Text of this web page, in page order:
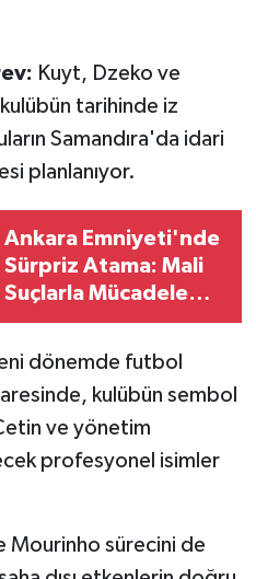
Kuyt, Dzeko ve
tarihinde iz
Samandıra'da idari
planlanıyor.
Ankara Emniyeti'nde
Sürpriz Atama: Mali
Suçlarla Mücadele
Şube Müdürünün Yeri
Değişti
dönemde futbol
kulübün sembol
ve yönetim
profesyonel isimler
Mourinho sürecini de